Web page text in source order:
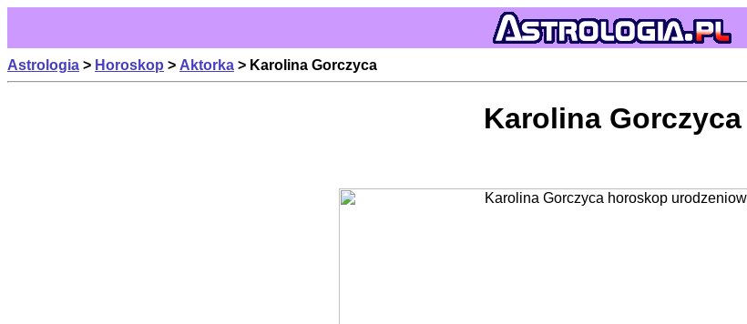
Astrologia > Horoskop > Aktorka > Karolina Gorczyca
Karolina Gorczyca